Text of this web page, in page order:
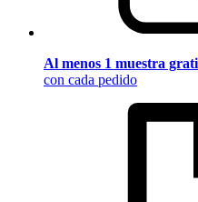
Al menos 1 muestra
con cada pedido